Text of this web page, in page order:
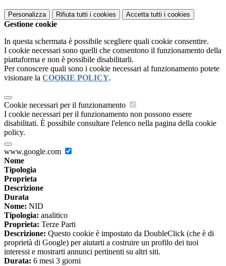
Personalizza Rifiuta tutti i cookies Accetta tutti i cookies
Gestione cookie
In questa schermata è possibile scegliere quali cookie consentire.
I cookie necessari sono quelli che consentono il funzionamento della
piattaforma e non è possibile disabilitarli.
Per conoscere quali sono i cookie necessari al funzionamento potete
visionare la COOKIE POLICY.
Cookie necessari per il funzionamento
I cookie necessari per il funzionamento non possono essere
disabilitati. È possibile consultare l'elenco nella pagina della cookie
policy.
www.google.com
Nome
Tipologia
Proprieta
Descrizione
Durata
Nome: NID
Tipologia: analitico
Proprieta: Terze Parti
Descrizione: Questo cookie è impostato da DoubleClick (che è di
proprietà di Google) per aiutarti a costruire un profilo dei tuoi
interessi e mostrarti annunci pertinenti su altri siti.
Durata: 6 mesi 3 giorni